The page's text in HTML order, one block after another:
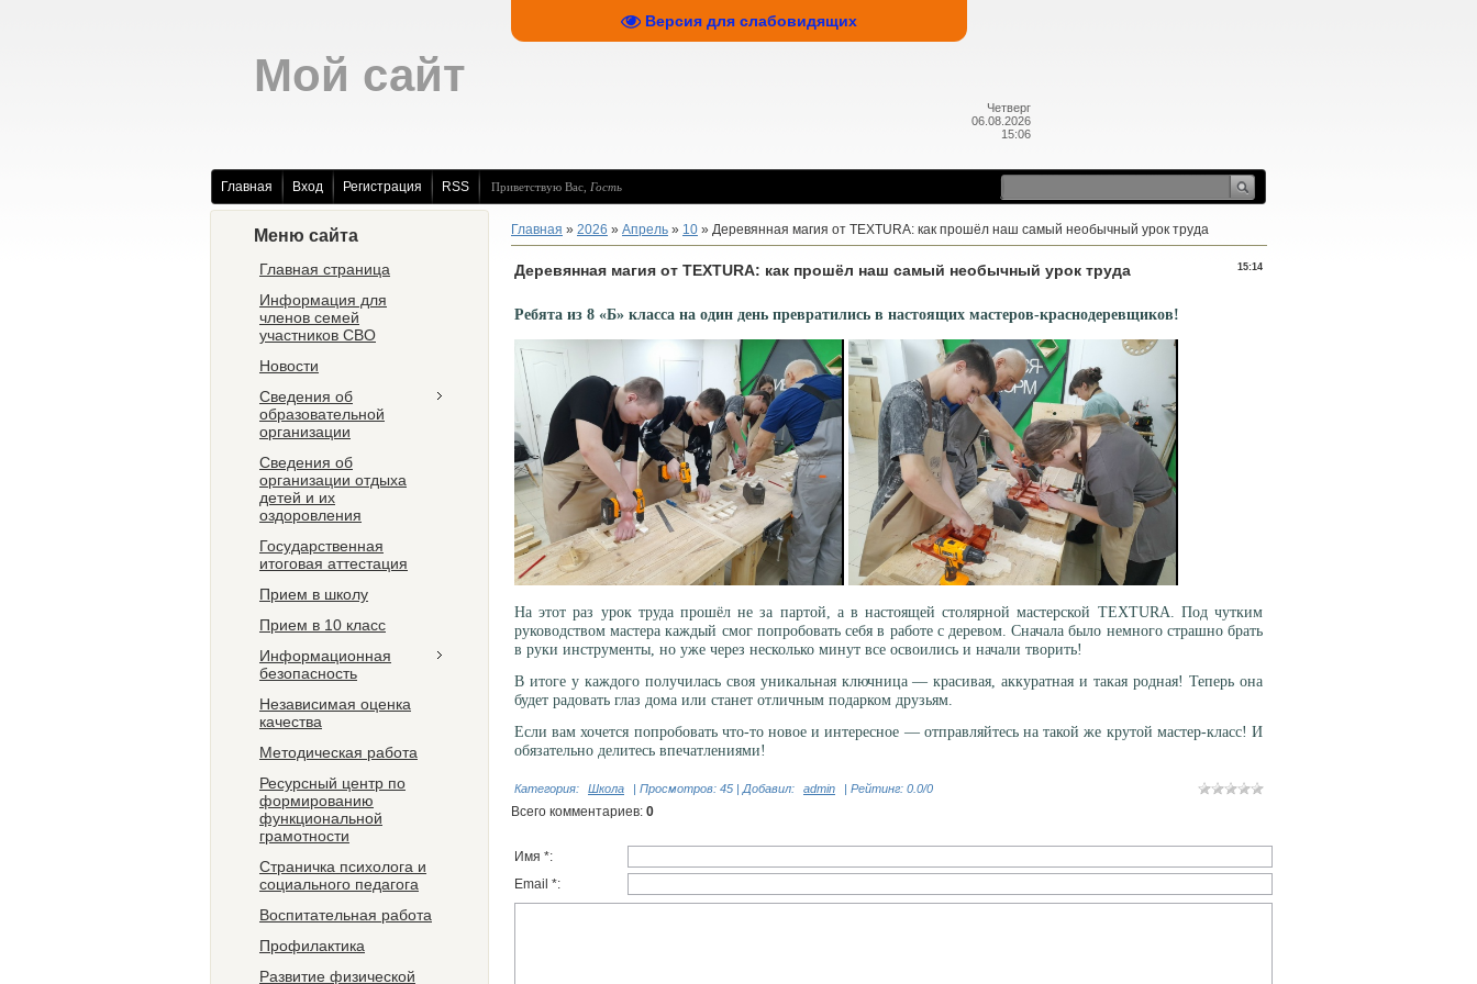
Версия для слабовидящих
Четверг
06.08.2026
15:06
Мой сайт
Главная Вход Регистрация RSS Приветствую Вас Гость
Меню сайта
Главная страница
Информация для
членов семей
участников СВО
Новости
Сведения об
образовательной
организации
Сведения об
организации отдыха
детей и их
оздоровления
Государственная
итоговая аттестация
Прием в школу
Прием в 10 класс
Информационная
безопасность
Независимая оценка
качества
Методическая работа
Ресурсный центр по
формированию
функциональной
грамотности
Страничка психолога и
социального педагога
Воспитательная работа
Профилактика
Развитие физической
Главная » 2026 » Апрель » 10 » Деревянная магия от TEXTURА: как прошёл наш самый необычный урок труда
15:14
Деревянная магия от TEXTURА: как прошёл наш самый необычный урок труда
Ребята из 8 «Б» класса на один день превратились в настоящих мастеров-краснодеревщиков!
На этот раз урок труда прошёл не за партой, а в настоящей столярной мастерской TEXTURА. Под чутким
руководством мастера каждый смог попробовать себя в работе с деревом. Сначала было немного страшно брать
в руки инструменты, но уже через несколько минут все освоились и начали творить!
В итоге у каждого получилась своя уникальная ключница — красивая, аккуратная и такая родная! Теперь она
будет радовать глаз дома или станет отличным подарком друзьям.
Если вам хочется попробовать что-то новое и интересное — отправляйтесь на такой же крутой мастер-класс! И
обязательно делитесь впечатлениями!
Категория: Школа | Просмотров: 45 | Добавил: admin | Рейтинг: 0.0/0
Всего комментариев: 0
Имя *:
Email *: